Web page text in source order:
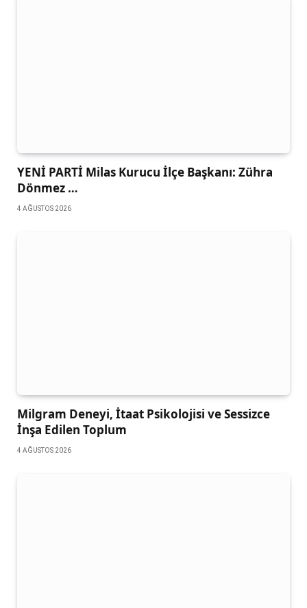
YENİ PARTİ Milas Kurucu İlçe Başkanı: Zühra
Dönmez …
4 AĞUSTOS 2026
Milgram Deneyi, İtaat Psikolojisi ve Sessizce
İnşa Edilen Toplum
4 AĞUSTOS 2026